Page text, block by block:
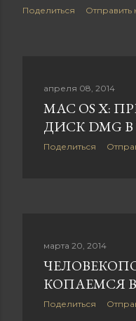
Поделиться
апреля 08, 2014
MAC OS X:
ДИСК DMG
Поделиться
марта 20, 2014
КОПАЕМСЯ
Поделиться